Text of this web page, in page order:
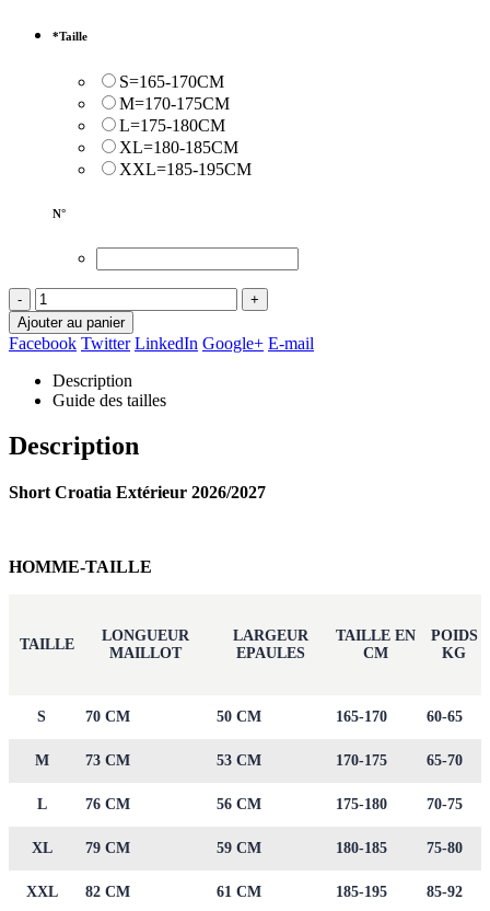
*Taille
S=165-170CM
M=170-175CM
L=175-180CM
XL=180-185CM
XXL=185-195CM
N°
-
+
Ajouter au panier
Facebook Twitter LinkedIn Google+ E-mail
Description
Guide des tailles
Description
Short Croatia Extérieur 2026/2027
HOMME-TAILLE
TAILLE
LONGUEUR
MAILLOT
LARGEUR
EPAULES
TAILLE EN
CM
POIDS
KG
S 70 CM 50 CM 165-170 60-65
M 73 CM 53 CM 170-175 65-70
L 76 CM 56 CM 175-180 70-75
XL 79 CM 59 CM 180-185 75-80
XXL 82 CM 61 CM 185-195 85-92